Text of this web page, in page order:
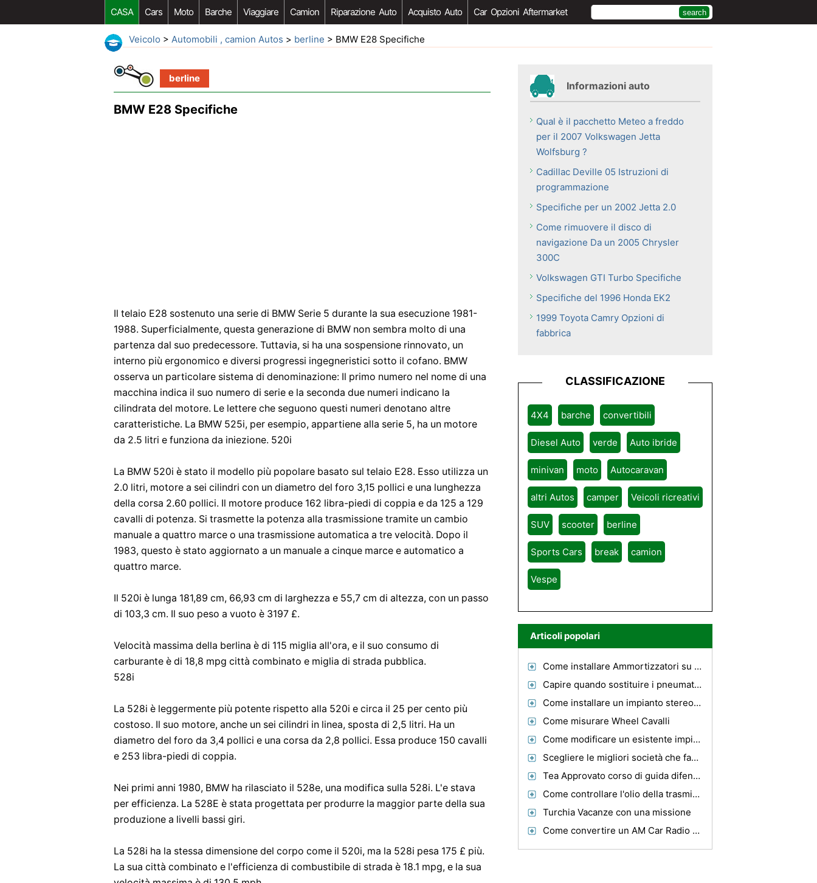
CASA Cars Moto Barche Viaggiare Camion Riparazione Auto Acquisto Auto Car Opzioni Aftermarket
Veicolo > Automobili , camion Autos > berline > BMW E28 Specifiche
berline
BMW E28 Specifiche
Il telaio E28 sostenuto una serie di BMW Serie 5 durante la sua esecuzione 1981-
1988. Superficialmente, questa generazione di BMW non sembra molto di una
partenza dal suo predecessore. Tuttavia, si ha una sospensione rinnovato, un
interno più ergonomico e diversi progressi ingegneristici sotto il cofano. BMW
osserva un particolare sistema di denominazione: Il primo numero nel nome di una
macchina indica il suo numero di serie e la seconda due numeri indicano la
cilindrata del motore. Le lettere che seguono questi numeri denotano altre
caratteristiche. La BMW 525i, per esempio, appartiene alla serie 5, ha un motore
da 2.5 litri e funziona da iniezione. 520i
La BMW 520i è stato il modello più popolare basato sul telaio E28. Esso utilizza un
2.0 litri, motore a sei cilindri con un diametro del foro 3,15 pollici e una lunghezza
della corsa 2.60 pollici. Il motore produce 162 libra-piedi di coppia e da 125 a 129
cavalli di potenza. Si trasmette la potenza alla trasmissione tramite un cambio
manuale a quattro marce o una trasmissione automatica a tre velocità. Dopo il
1983, questo è stato aggiornato a un manuale a cinque marce e automatico a
quattro marce.
Il 520i è lunga 181,89 cm, 66,93 cm di larghezza e 55,7 cm di altezza, con un passo
di 103,3 cm. Il suo peso a vuoto è 3197 £.
Velocità massima della berlina è di 115 miglia all'ora, e il suo consumo di
carburante è di 18,8 mpg città combinato e miglia di strada pubblica.
528i
La 528i è leggermente più potente rispetto alla 520i e circa il 25 per cento più
costoso. Il suo motore, anche un sei cilindri in linea, sposta di 2,5 litri. Ha un
diametro del foro da 3,4 pollici e una corsa da 2,8 pollici. Essa produce 150 cavalli
e 253 libra-piedi di coppia.
Nei primi anni 1980, BMW ha rilasciato il 528e, una modifica sulla 528i. L'e stava
per efficienza. La 528E è stata progettata per produrre la maggior parte della sua
produzione a livelli bassi giri.
La 528i ha la stessa dimensione del corpo come il 520i, ma la 528i pesa 175 £ più.
La sua città combinato e l'efficienza di combustibile di strada è 18.1 mpg, e la sua
Informazioni auto
Qual è il pacchetto Meteo a freddo
per il 2007 Volkswagen Jetta
Wolfsburg ?
Cadillac Deville 05 Istruzioni di
programmazione
Specifiche per un 2002 Jetta 2.0
Come rimuovere il disco di
navigazione Da un 2005 Chrysler
300C
Volkswagen GTI Turbo Specifiche
Specifiche del 1996 Honda EK2
1999 Toyota Camry Opzioni di
fabbrica
CLASSIFICAZIONE
4X4 barche convertibili
Diesel Auto verde Auto ibride
minivan moto Autocaravan
altri Autos camper Veicoli ricreativi
SUV scooter berline
Sports Cars break camion
Vespe
Articoli popolari
Come installare Ammortizzatori su una moto Softail
Capire quando sostituire i pneumatici è fondamentale
Come installare un impianto stereo in una Nissan Altima
Come misurare Wheel Cavalli
Come modificare un esistente impianto stereo per auto.
Scegliere le migliori società che facilita Matrimoni Playa Del Carmen
Tea Approvato corso di guida difensiva
Come controllare l'olio della trasmissione in un 680 Rincon
Turchia Vacanze con una missione
Come convertire un AM Car Radio FM